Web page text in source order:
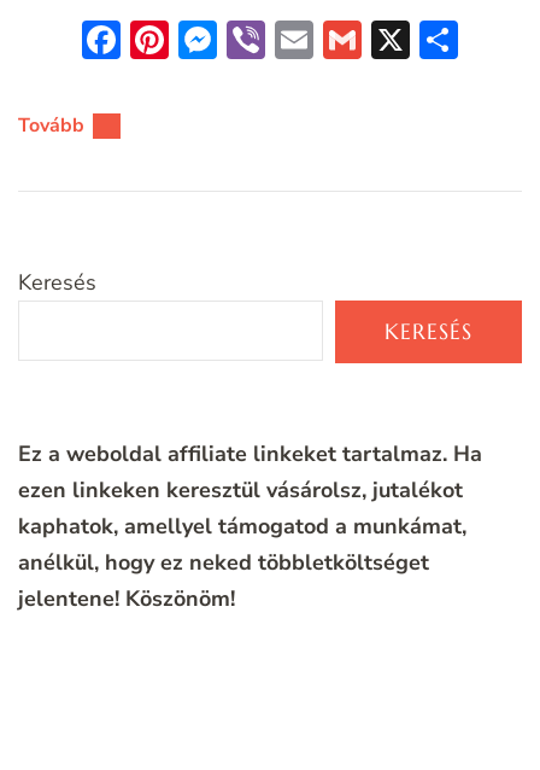
Facebook
Pinterest
Messenger
ViberEmailGmail
X
Tovább
Keresés
KERESÉS
Ez a weboldal affiliate linkeket tartalmaz. Ha
ezen linkeken keresztül vásárolsz, jutalékot
kaphatok, amellyel támogatod a munkámat,
anélkül, hogy ez neked többletköltséget
jelentene! Köszönöm!